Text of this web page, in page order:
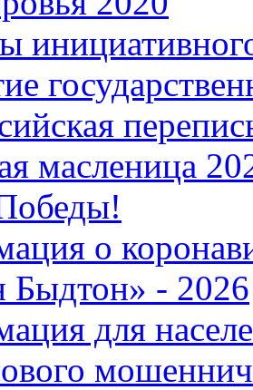
масленица
о
Быдтон» - 2026
для